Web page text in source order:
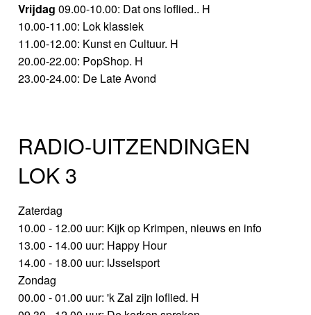
Vrijdag 09.00-10.00: Dat ons loflied.. H
10.00-11.00: Lok klassiek
11.00-12.00: Kunst en Cultuur. H
20.00-22.00: PopShop. H
23.00-24.00: De Late Avond
RADIO-UITZENDINGEN
LOK 3
Zaterdag
10.00 - 12.00 uur: Kijk op Krimpen, nieuws en info
13.00 - 14.00 uur: Happy Hour
14.00 - 18.00 uur: IJsselsport
Zondag
00.00 - 01.00 uur: 'k Zal zijn loflied. H